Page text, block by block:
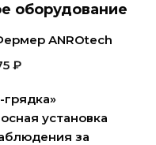
оборудование
ANROtech
₽
установка
за